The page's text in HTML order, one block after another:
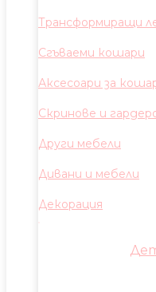
Трансформиращи
Сгъваеми кошари
Аксесоари за
Скринове и
Други мебели
Дивани и мебели
Декорация